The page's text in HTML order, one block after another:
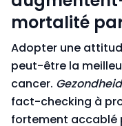
mortalité
Adopter une
peut-être la
cancer.
fact-checking à
fortement accablé